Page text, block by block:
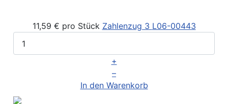
11,59 € pro Stück Zahlenzug 3 L06-00443
+
–
In den Warenkorb